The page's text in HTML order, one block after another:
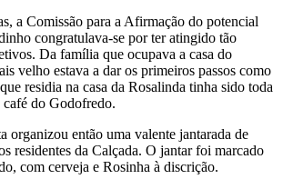
a Comissão para a Afirmação do potencial
congratulava-se por ter atingido tão
Da família que ocupava a casa do
velho estava a dar os primeiros passos como
residia na casa da Rosalinda tinha sido toda
café do Godofredo.
organizou então uma valente jantarada de
residentes da Calçada. O jantar foi marcado
com cerveja e Rosinha à discrição.